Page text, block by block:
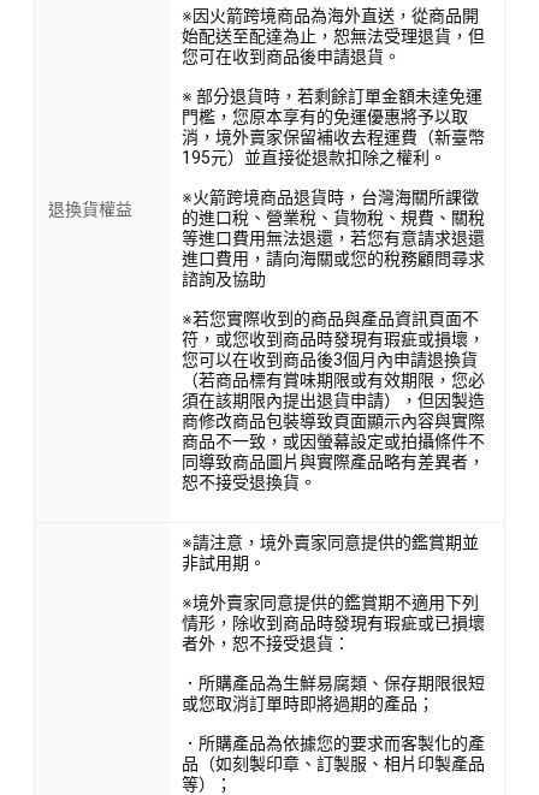
退換貨權益
※因火箭跨境商品為海外直送，從商品開
始配送至配達為止，恕無法受理退貨，但
您可在收到商品後申請退貨。
※ 部分退貨時，若剩餘訂單金額未達免運
門檻，您原本享有的免運優惠將予以取
消，境外賣家保留補收去程運費（新臺幣
195元）並直接從退款扣除之權利。
※火箭跨境商品退貨時，台灣海關所課徵
的進口稅、營業稅、貨物稅、規費、關稅
等進口費用無法退還，若您有意請求退還
進口費用，請向海關或您的稅務顧問尋求
諮詢及協助
※若您實際收到的商品與產品資訊頁面不
符，或您收到商品時發現有瑕疵或損壞，
您可以在收到商品後3個月內申請退換貨
（若商品標有賞味期限或有效期限，您必
須在該期限內提出退貨申請），但因製造
商修改商品包裝導致頁面顯示內容與實際
商品不一致，或因螢幕設定或拍攝條件不
同導致商品圖片與實際產品略有差異者，
恕不接受退換貨。
※請注意，境外賣家同意提供的鑑賞期並
非試用期。
※境外賣家同意提供的鑑賞期不適用下列
情形，除收到商品時發現有瑕疵或已損壞
者外，恕不接受退貨：
．所購產品為生鮮易腐類、保存期限很短
或您取消訂單時即將過期的產品；
．所購產品為依據您的要求而客製化的產
品（如刻製印章、訂製服、相片印製產品
等）；